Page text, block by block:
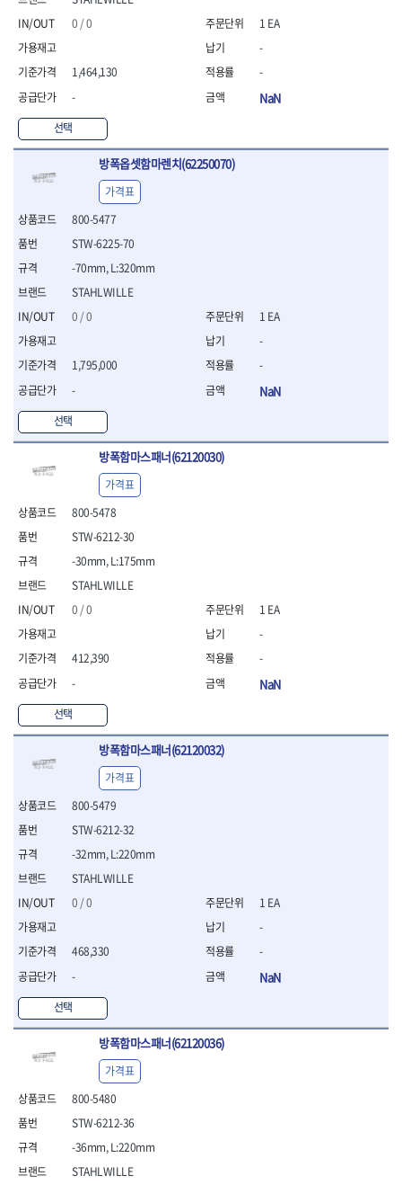
- 바이스플라이어
- 옵셋렌치
- 콤비네이션렌치
- 라쳇콤비네이션렌치
- 라쳇옵셋렌치
- 콤비네이션렌치세트
- 플레어너트렌치
- 양구스패너세트
- 옵셋렌치세트
- 라쳇콤비네이션렌치세
- 라쳇콤비네이션세트
- 라쳇렌치
- 함마렌치
- 기타
- 라쳇 드라이버
- 스피드렌치
- 모터렌치
- 함마스패너
절연.전설.방폭공구
- 절연옵셋렌치
- 절연드라이버
- 절연스패너
- 절연T렌치
- 절연소켓
- 절연별소켓
- 절연육각비트소켓
- 절연토크렌치
- 절연콤비네이션렌치
- 절연링렌치
- 절연플라이어
- 절연전공칼
- 절연안전모
- 절연매트
- 방폭소켓
- 방폭라쳇핸들
- 방폭콤비네이션렌치
- 방폭함마스패너
- 절연드라이버세트
- 스트리퍼
- 라쳇케이블커터
- 자동스트리퍼
- 케이블스트리퍼
- 절연공구세트
- 절연비트홀다드라이버
- 방폭망치
- 절연L렌치
0 / 0
1,464,130
-
선택
1 EA
-
-
NaN
방폭옵셋함마렌치(62250070)
800-5477
STAHLWILLE
0 / 0
1,795,000
-
선택
STW-6225-70
-70mm, L:320mm
가격표
1 EA
-
-
NaN
방폭함마스패너(62120030)
800-5478
STAHLWILLE
0 / 0
412,390
-
선택
STW-6212-30
-30mm, L:175mm
가격표
1 EA
-
-
NaN
방폭함마스패너(62120032)
800-5479
STAHLWILLE
0 / 0
468,330
-
선택
STW-6212-32
-32mm, L:220mm
가격표
1 EA
-
-
NaN
방폭함마스패너(62120036)
800-5480
STAHLWILLE
STW-6212-36
-36mm, L:220mm
가격표